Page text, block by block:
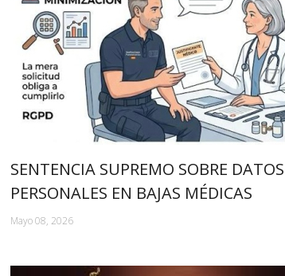
SENTENCIA SUPREMO SOBRE DATOS
PERSONALES EN BAJAS MÉDICAS
Mayo 08, 2026